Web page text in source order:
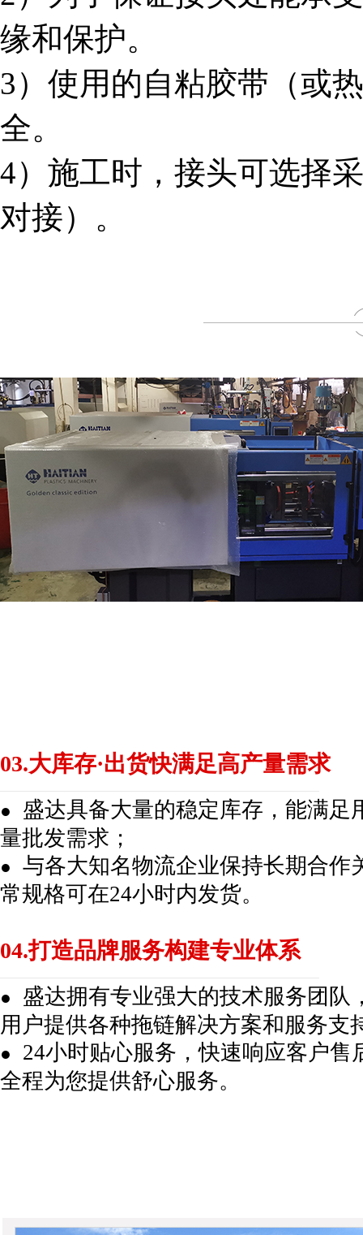
缘和保护。
3）使用的自粘胶带（或
全。
4）施工时，接头可选择
对接）。
03.大库存·出货快满足高产量需求
●
盛达具备大量的稳定库存，能满足
量批发需求；
●
与各大知名物流企业保持长期合作
常规格可在24小时内发货。
04.打造品牌服务构建专业体系
●
盛达拥有专业强大的技术服务团队
用户提供各种拖链解决方案和服务支
●
24小时贴心服务，快速响应客户售
全程为您提供舒心服务。